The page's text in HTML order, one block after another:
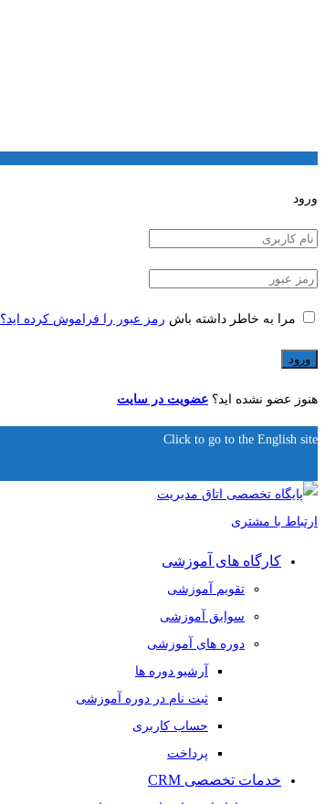
ورود
مرا به خاطر داشته باش رمز عبور را فراموش کرده اید؟
هنوز عضو نشده اید؟ عضویت در سایت
Click to go to the English site
کارگاه های آموزشی
تقویم آموزشی
سوابق آموزشی
دوره های آموزشی
آرشیو دوره ها
ثبت نام در دوره آموزشی
حساب کاربری
پرداخت
خدمات تخصصی CRM